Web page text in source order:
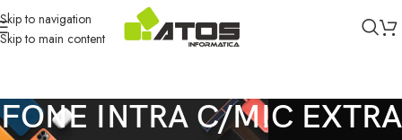
Skip to navigation
Skip to main content
FONE INTRA C/MIC EXTRA